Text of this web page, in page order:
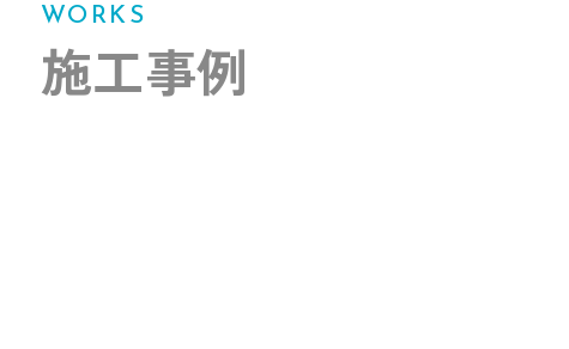
WORKS
施工事例